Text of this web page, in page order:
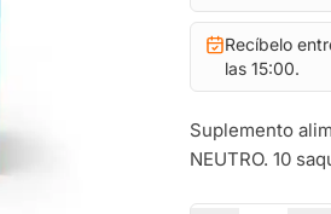
Recíbelo
las 15:00.
Suplemento
NEUTRO. 10